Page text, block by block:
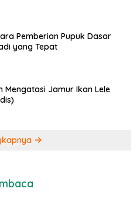
Pemberian Pupuk Dasar
yang Tepat
Mengatasi Jamur Ikan Lele